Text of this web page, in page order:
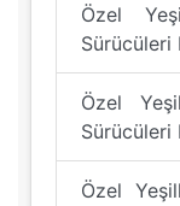
Özel
Sürücüleri
Özel
Sürücüleri
Özel